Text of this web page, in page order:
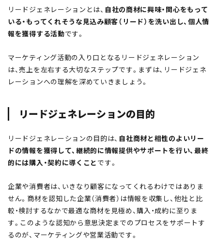
リードジェネレーションとは、 自社の商材に興味・関心をもって
いる・もってくれそうな見込み顧客（リード）を洗い出し、個人情
報を獲得する活動です。
マーケティング活動の入り口となるリードジェネレーション
は、売上を左右する大切なステップです。まずは、リードジェネ
レーションへの理解を深めていきましょう。
リードジェネレーションの目的
リードジェネレーションの目的は、 自社商材と相性のよいリー
ドの情報を獲得して、継続的に情報提供やサポートを行い、最終
的には購入・契約に導くこと です。
企業や消費者は、いきなり顧客になってくれるわけではありま
せん。商材を認知した企業（消費者）は情報を収集し、他社と比
較・検討するなかで最適な商材を見極め、購入・成約に至りま
す。このような認知から意思決定までのプロセスをサポートす
るのが、マーケティングや営業活動です。